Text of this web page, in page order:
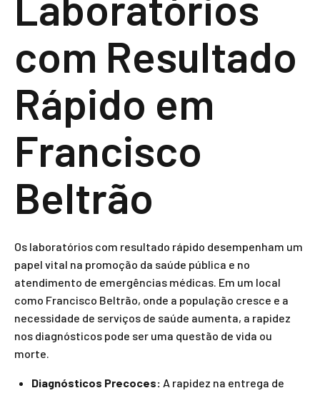
com Resultado
Rápido em
Francisco
Beltrão
Os laboratórios com resultado rápido desempenham um
papel vital na promoção da saúde pública e no
atendimento de emergências médicas. Em um local
como Francisco Beltrão, onde a população cresce e a
necessidade de serviços de saúde aumenta, a rapidez
nos diagnósticos pode ser uma questão de vida ou
morte.
Diagnósticos Precoces: A rapidez na entrega de